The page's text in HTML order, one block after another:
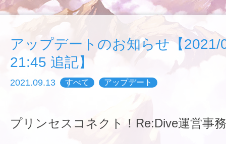
アップデートのお知らせ【2021/
21:45 追記】
2021.09.13 すべて アップデート
プリンセスコネクト！Re:Dive運営事